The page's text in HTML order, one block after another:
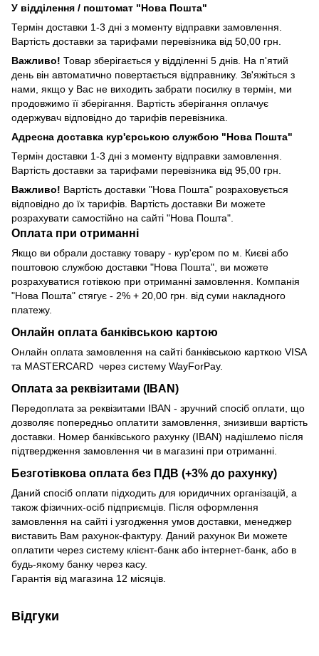
У відділення / поштомат "Нова Пошта"
Термін доставки 1-3 дні з моменту відправки замовлення.
Вартість доставки за тарифами перевізника від 50,00 грн.
Важливо! Товар зберігається у відділенні 5 днів. На п'ятий
день він автоматично повертається відправнику. Зв'яжіться з
нами, якщо у Вас не виходить забрати посилку в термін, ми
продовжимо її зберігання. Вартість зберігання оплачує
одержувач відповідно до тарифів перевізника.
Адресна доставка кур'єрською службою "Нова Пошта"
Термін доставки 1-3 дні з моменту відправки замовлення.
Вартість доставки за тарифами перевізника від 95,00 грн.
Важливо! Вартість доставки "Нова Пошта" розраховується
відповідно до їх тарифів. Вартість доставки Ви можете
розрахувати самостійно на сайті "Нова Пошта".
Оплата при отриманні
Якщо ви обрали доставку товару - кур'єром по м. Києві або
поштовою службою доставки "Нова Пошта", ви можете
розрахуватися готівкою при отриманні замовлення. Компанія
"Нова Пошта" стягує - 2% + 20,00 грн. від суми накладного
платежу.
Онлайн оплата банківською картою
Онлайн оплата замовлення на сайті банківською карткою VISA
та MASTERCARD через систему WayForPay.
Оплата за реквізитами (IBAN)
Передоплата за реквізитами IBAN - зручний спосіб оплати, що
дозволяє попередньо оплатити замовлення, знизивши вартість
доставки. Номер банківського рахунку (IBAN) надішлемо після
підтвердження замовлення чи в магазині при отриманні.
Безготівкова оплата без ПДВ (+3% до рахунку)
Даний спосіб оплати підходить для юридичних організацій, а
також фізичних-осіб підприємців. Після оформлення
замовлення на сайті і узгодження умов доставки, менеджер
виставить Вам рахунок-фактуру. Даний рахунок Ви можете
оплатити через систему клієнт-банк або інтернет-банк, або в
будь-якому банку через касу.
Гарантія від магазина 12 місяців.
Відгуки